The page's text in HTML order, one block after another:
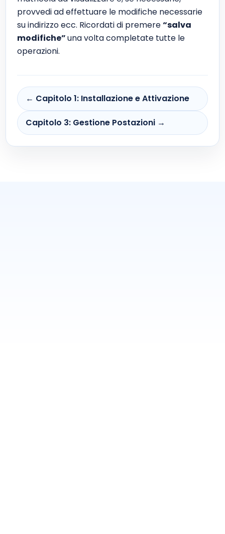
provvedi ad effettuare le modifiche necessarie
su indirizzo ecc. Ricordati di premere“salva
modifiche”una volta completate tutte le
operazioni.
← Capitolo 1: Installazione e Attivazione
Capitolo 3: Gestione Postazioni →